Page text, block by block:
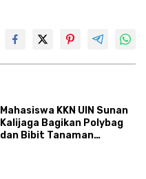
Mahasiswa KKN UIN Sunan
Kalijaga Bagikan Polybag
dan Bibit Tanaman